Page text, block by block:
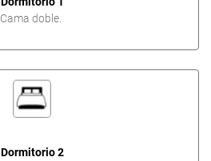
Cama doble.
Dormitorio 2